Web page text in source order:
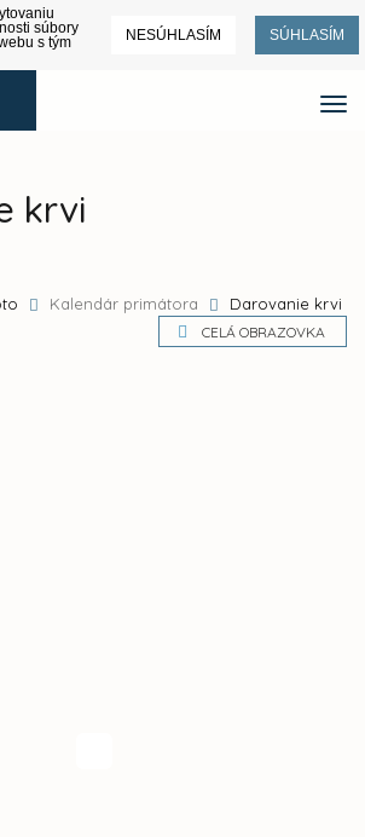
súbory
s tým
NESÚHLASÍM SÚHLASÍM
krvi
Kalendár primátora Darovanie krvi
CELÁ OBRAZOVKA